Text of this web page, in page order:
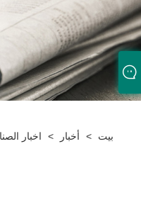
بيت > أخبار > اخبار